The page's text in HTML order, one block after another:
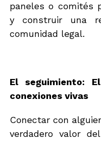
paneles o comités
y construir una
comunidad legal.
El seguimiento:
conexiones vivas
Conectar con
verdadero valor